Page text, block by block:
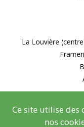
La Louvière
Ce site utilise des
nos